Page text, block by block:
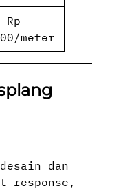
Rp
meter
dan
response,